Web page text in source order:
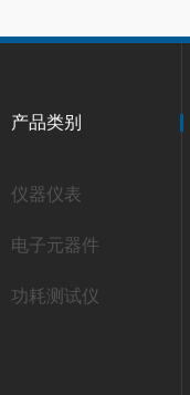
产品类别
仪器仪表
电子元器件
功耗测试仪